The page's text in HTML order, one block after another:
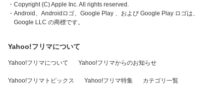
・Copyright (C) Apple Inc. All rights reserved.
・Android、Androidロゴ、Google Play 、および Google Play ロゴは、
Google LLC の商標です。
Yahoo!フリマについて
Yahoo!フリマについて Yahoo!フリマからのお知らせ
Yahoo!フリマトピックス Yahoo!フリマ特集 カテゴリ一覧